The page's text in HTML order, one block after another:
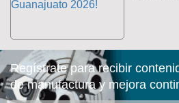
Regístrate para recibir
de manufactura y mejora